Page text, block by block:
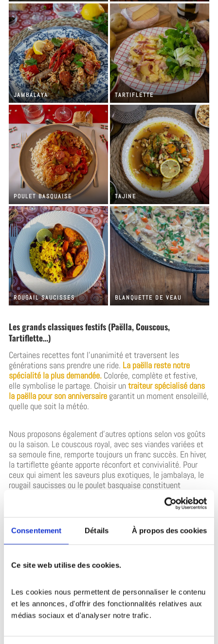
Consentement Détails À propos des cookies
Ce site web utilise des cookies.
Les cookies nous permettent de personnaliser le contenu
et les annonces, d'offrir des fonctionnalités relatives aux
médias sociaux et d'analyser notre trafic.
JAMBALAYA TARTIFLETTE
POULET BASQUAISE TAJINE
ROUGAIL SAUCISSES BLANQUETTE DE VEAU
Les grands classiques festifs (Paëlla, Couscous,
Tartiflette…)
Certaines recettes font l’unanimité et traversent les
générations sans prendre une ride. La paëlla reste notre
spécialité la plus demandée. Colorée, complète et festive,
elle symbolise le partage. Choisir un traiteur spécialisé dans
la paëlla pour son anniversaire garantit un moment ensoleillé,
quelle que soit la météo.
Nous proposons également d’autres options selon vos goûts
ou la saison. Le couscous royal, avec ses viandes variées et
sa semoule fine, remporte toujours un franc succès. En hiver,
la tartiflette géante apporte réconfort et convivialité. Pour
ceux qui aiment les saveurs plus exotiques, le jambalaya, le
rougail saucisses ou le poulet basquaise constituent
plat géant pour votre
est préparé avec des ingrédients sélectionnés
Des recettes adaptées aux grands groupes
Cuisiner pour beaucoup de monde ne doit pas signifier une
conservant leurs saveurs. La cuisson lente et maîtrisée dans
nos poêlons permet aux arômes de se développer
pleinement.